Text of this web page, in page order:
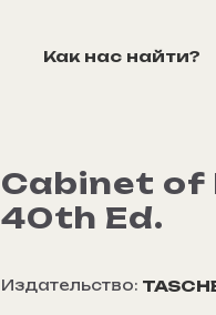
Как нас найти?
Cabinet
40th Ed.
Издательство: